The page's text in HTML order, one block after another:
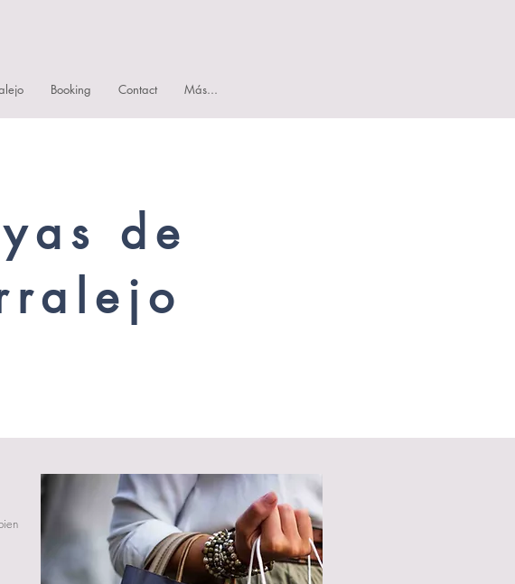
Booking Contact Más...
de